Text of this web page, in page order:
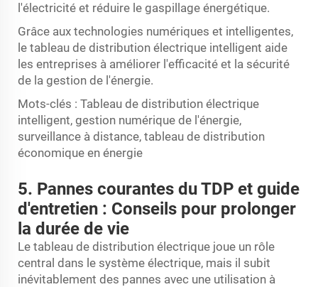
l'électricité et réduire le gaspillage énergétique.
Grâce aux technologies numériques et intelligentes,
le tableau de distribution électrique intelligent aide
les entreprises à améliorer l'efficacité et la sécurité
de la gestion de l'énergie.
Mots-clés : Tableau de distribution électrique
intelligent, gestion numérique de l'énergie,
surveillance à distance, tableau de distribution
économique en énergie
5. Pannes courantes du TDP et guide
d'entretien : Conseils pour prolonger
la durée de vie
Le tableau de distribution électrique joue un rôle
central dans le système électrique, mais il subit
inévitablement des pannes avec une utilisation à